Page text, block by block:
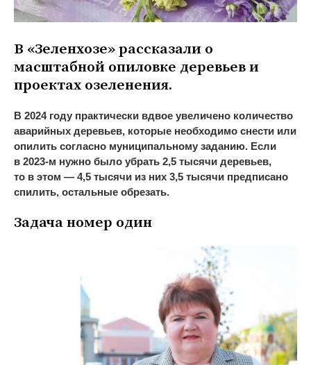
В «Зеленхозе»рассказали о
масштабной опиловке деревьев и
проектах озеленения.
В 2024 году практически вдвое увеличено количество
аварийных деревьев, которые необходимо снести или
опилить согласно муниципальному заданию. Если
в 2023-м нужно было убрать 2,5 тысячи деревьев,
то в этом —4,5 тысячи из них 3,5 тысячи предписано
спилить, остальные обрезать.
Задача номер один